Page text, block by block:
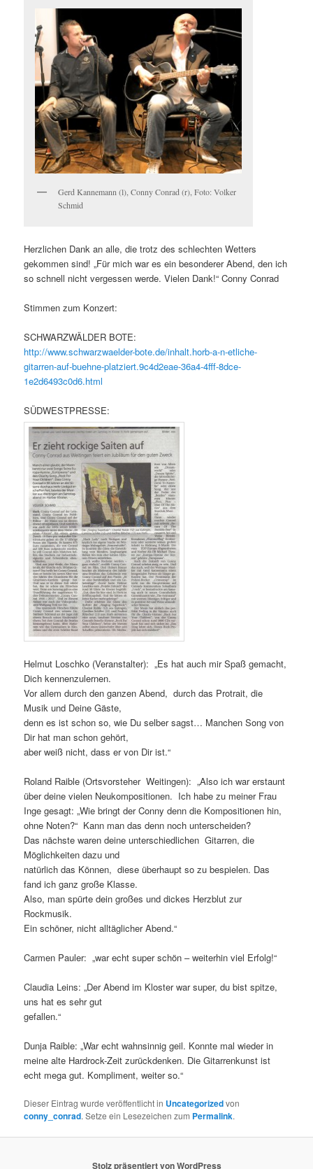
Gerd Kannemann (l), Conny Conrad (r), Foto: Volker
Schmid
Herzlichen Dank an alle, die trotz des schlechten Wetters
gekommen sind! „Für mich war es ein besonderer Abend, den ich
so schnell nicht vergessen werde. Vielen Dank!“ Conny Conrad
Stimmen zum Konzert:
SCHWARZWÄLDER BOTE:
http://www.schwarzwaelder-bote.de/inhalt.horb-a-n-etliche-
gitarren-auf-buehne-platziert.9c4d2eae-36a4-4fff-8dce-
1e2d6493c0d6.html
SÜDWESTPRESSE:
Helmut Loschko (Veranstalter): „Es hat auch mir Spaß gemacht,
Dich kennenzulernen.
Vor allem durch den ganzen Abend, durch das Protrait, die
Musik und Deine Gäste,
denn es ist schon so, wie Du selber sagst… Manchen Song von
Dir hat man schon gehört,
aber weiß nicht, dass er von Dir ist.“
Roland Raible (Ortsvorsteher Weitingen): „Also ich war erstaunt
über deine vielen Neukompositionen. Ich habe zu meiner Frau
Inge gesagt: „Wie bringt der Conny denn die Kompositionen hin,
ohne Noten?“ Kann man das denn noch unterscheiden?
Das nächste waren deine unterschiedlichen Gitarren, die
Möglichkeiten dazu und
natürlich das Können, diese überhaupt so zu bespielen. Das
fand ich ganz große Klasse.
Also, man spürte dein großes und dickes Herzblut zur
Rockmusik.
Ein schöner, nicht alltäglicher Abend.“
Carmen Pauler: „war echt super schön – weiterhin viel Erfolg!“
Claudia Leins: „Der Abend im Kloster war super, du bist spitze,
uns hat es sehr gut
gefallen.“
Dunja Raible: „War echt wahnsinnig geil. Konnte mal wieder in
meine alte Hardrock-Zeit zurückdenken. Die Gitarrenkunst ist
echt mega gut. Kompliment, weiter so.“
Dieser Eintrag wurde veröffentlicht in Uncategorizedvon
conny_conrad. Setze ein Lesezeichen zum Permalink.
Stolz präsentiert von WordPress